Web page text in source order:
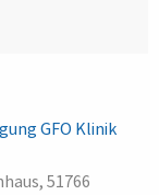
GFO Klinik
51766